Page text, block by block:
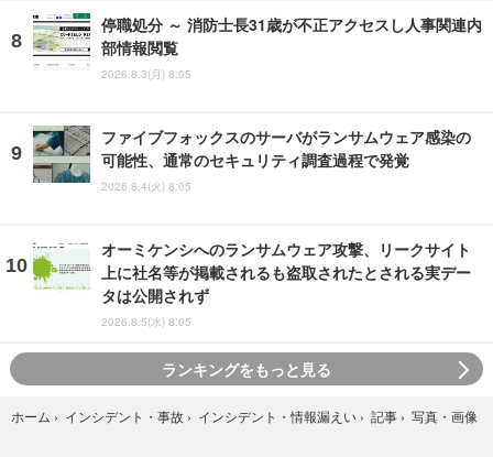
停職処分 ～ 消防士長31歳が不正アクセスし人事関連内
部情報閲覧
2026.8.3(月) 8:05
ファイブフォックスのサーバがランサムウェア感染の
可能性、通常のセキュリティ調査過程で発覚
2026.8.4(火) 8:05
オーミケンシへのランサムウェア攻撃、リークサイト
上に社名等が掲載されるも盗取されたとされる実デー
タは公開されず
2026.8.5(水) 8:05
ランキングをもっと見る
ホーム › インシデント・事故 › インシデント・情報漏えい › 記事 › 写真・画像